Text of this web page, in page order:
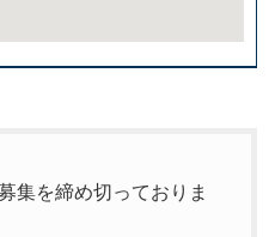
集を締め切っておりま